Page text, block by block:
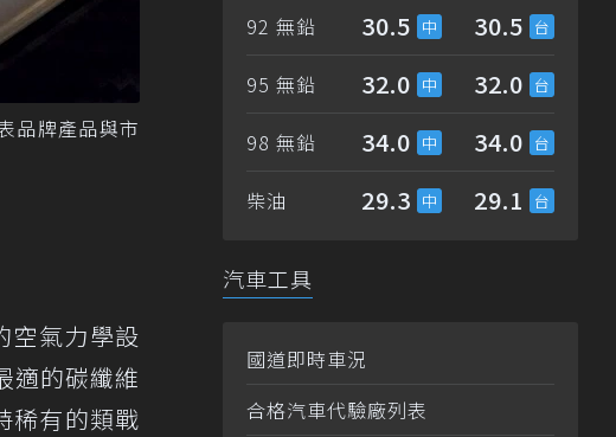
品牌產品與市
空氣力學設
適的碳纖維
稀有的類戰
92 無鉛 30.5 30.5
95 無鉛 32.0 32.0
98 無鉛 34.0 34.0
柴油 29.3 29.1
汽車工具
國道即時車況
合格汽車代驗廠列表